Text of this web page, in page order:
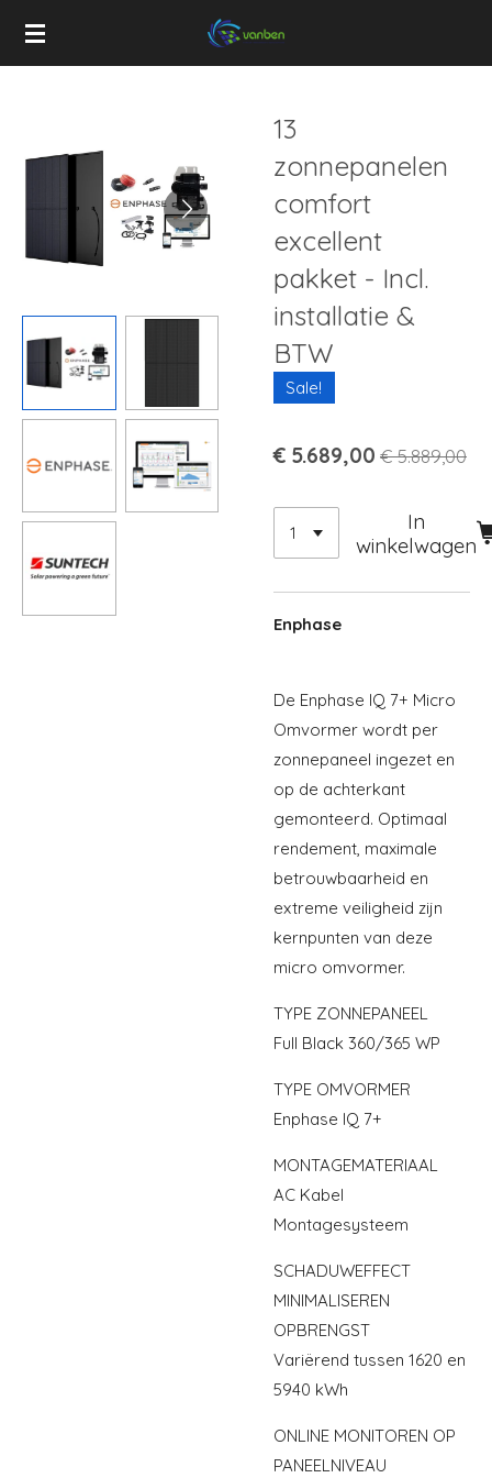
Ga
13
zonnepanelen
comfort
excellent
pakket - Incl.
installatie &
BTW
Sale!
€ 5.689,00 € 5.889,00
In
winkelwagen
Enphase
De Enphase IQ 7+ Micro
Omvormer wordt per
zonnepaneel ingezet en
op de achterkant
gemonteerd. Optimaal
rendement, maximale
betrouwbaarheid en
extreme veiligheid zijn
kernpunten van deze
micro omvormer.
TYPE ZONNEPANEEL
Full Black 360/365 WP
TYPE OMVORMER
Enphase IQ 7+
MONTAGEMATERIAAL
AC Kabel
Montagesysteem
SCHADUWEFFECT
MINIMALISEREN
OPBRENGST
Variërend tussen 1620 en
5940 kWh
ONLINE MONITOREN OP
PANEELNIVEAU